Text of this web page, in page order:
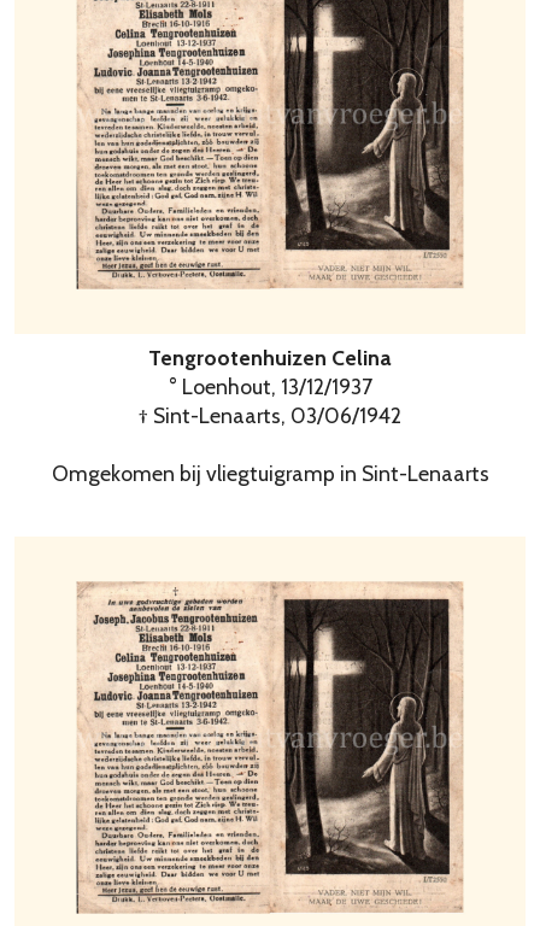
Tengrootenhuizen Celina
° Loenhout, 13/12/1937
† Sint-Lenaarts, 03/06/1942
Omgekomen bij vliegtuigramp in Sint-Lenaarts